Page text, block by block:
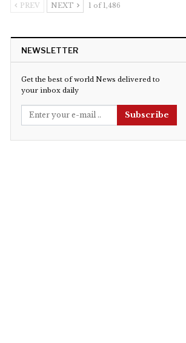
PREV NEXT 1 of 1,486
NEWSLETTER
Get the best of world News delivered to
your inbox daily
Subscribe